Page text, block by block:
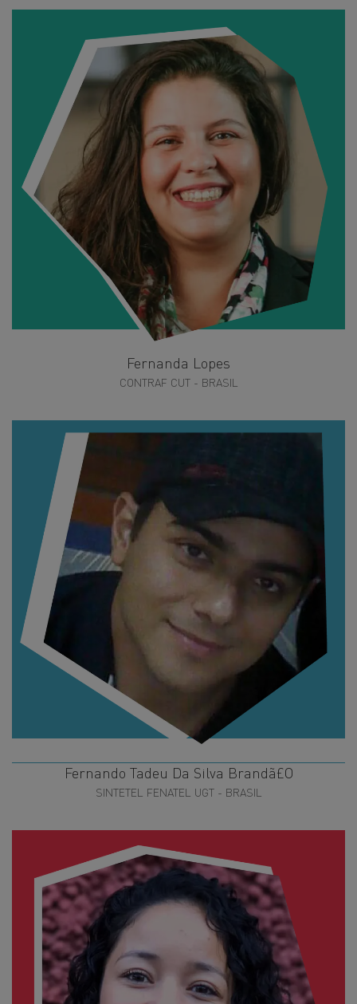
Fernanda Lopes
CONTRAF CUT - BRASIL
Fernando Tadeu Da Silva Brandã£O
SINTETEL FENATEL UGT - BRASIL